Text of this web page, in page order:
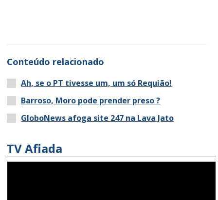
Conteúdo relacionado
Ah, se o PT tivesse um, um só Requião!
Barroso, Moro pode prender preso ?
GloboNews afoga site 247 na Lava Jato
TV Afiada